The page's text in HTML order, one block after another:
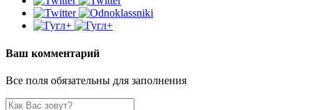
Ваш комментарий
Все поля обязательны для заполнения